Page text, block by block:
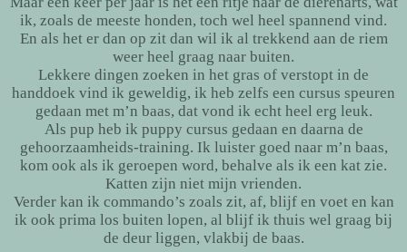
ik, zoals de meeste honden, toch wel heel spannend vind.
En als het er dan op zit dan wil ik al trekkend aan de riem
weer heel graag naar buiten.
Lekkere dingen zoeken in het gras of verstopt in de
handdoek vind ik geweldig, ik heb zelfs een cursus speuren
gedaan met m’n baas, dat vond ik echt heel erg leuk.
Als pup heb ik puppy cursus gedaan en daarna de
gehoorzaamheids-training. Ik luister goed naar m’n baas,
kom ook als ik geroepen word, behalve als ik een kat zie.
Katten zijn niet mijn vrienden.
Verder kan ik commando’s zoals zit, af, blijf en voet en kan
ik ook prima los buiten lopen, al blijf ik thuis wel graag bij
de deur liggen, vlakbij de baas.